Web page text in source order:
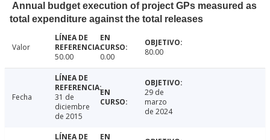
Annual budget execution of project GPs measured as
total expenditure against the total releases
Valor
50.00
0.00 80.00
Fecha
31 de
diciembre
de 2015
29 de
marzo
de 2024